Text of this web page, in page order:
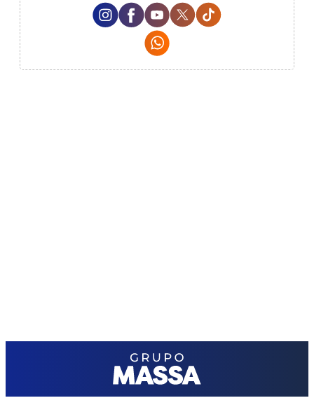
Instagram Social Media
Facebook Social Media
Youtube Social Media
Twitter Social Media
Tiktok Social